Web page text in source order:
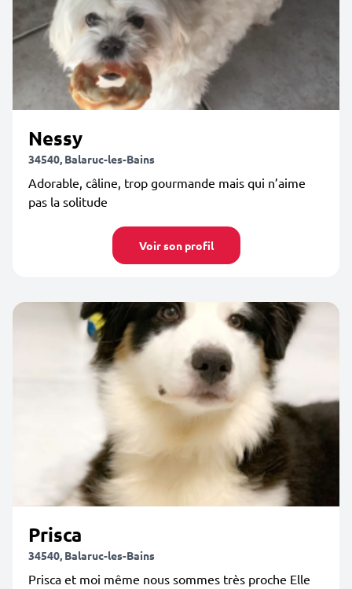
Nessy
34540, Balaruc-les-Bains
Adorable, câline, trop gourmande mais qui n’aime
pas la solitude
Voir son profil
Prisca
34540, Balaruc-les-Bains
Prisca et moi même nous sommes très proche Elle